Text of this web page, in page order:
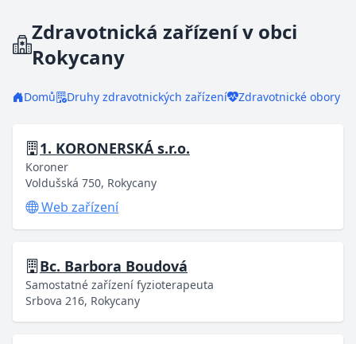
Zdravotnická zařízení v obci
Rokycany
Domů Druhy zdravotnických zařízení Zdravotnické obory
1. KORONERSKÁ s.r.o.
Koroner
Voldušská 750, Rokycany
Web zařízení
Bc. Barbora Boudová
Samostatné zařízení fyzioterapeuta
Srbova 216, Rokycany